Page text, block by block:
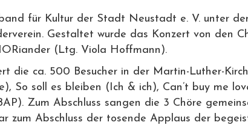
für Kultur der Stadt Neustadt e. V. unter
Gestaltet wurde das Konzert von den
(Ltg. Viola Hoffmann).
die ca. 500 Besucher in der Martin-Luther-
So soll es bleiben (Ich & ich), Can’t buy me
Zum Abschluss sangen die 3 Chöre
zum Abschluss der tosende Applaus der